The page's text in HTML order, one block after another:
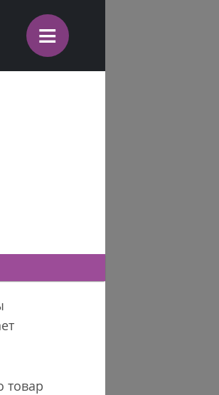
≡
товар